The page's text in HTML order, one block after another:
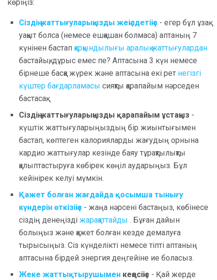
көріңіз:
Сіздің жаттығуларыңызды жеңілдетіңіз - егер бұл ұзақ
уақыт болса (немесе ешқашан болмаса) аптаның 7
күнінен бастап қарқындылығы аралық жаттығулардан
бастайық, дұрыс емес пе? Аптасына 3 күн немесе
бірнеше басқа жүрек және аптасына екі рет негізгі
күштер бағдарламасы сияқты қарапайым нәрседен
бастасақ.
Сіздің жаттығуларыңызды қарапайым ұстаңыз -
күштік жаттығуларыңыздың бір жиынтығымен
бастап, көптеген калорияларды жағудың орнына
кардио жаттығулар кезінде баяу тұрақтылықты
қалыптастыруға көбірек көңіл аударыңыз. Бұл
кейінірек келуі мүмкін.
Қажет болған жағдайда қосымша тынығу
күндерін өткізіңіз - жаңа нәрсені бастаңыз, көбінесе
сіздің денеңізді жарақаттайды . Бұған дайын
болыңыз және қажет болған кезде демалуға
тырысыңыз. Сіз күнделікті немесе тіпті аптаның
аптасына бірдей энергия деңгейіне ие боласыз.
Жеке жаттықтырушымен кеңесіңіз - Қай жерде